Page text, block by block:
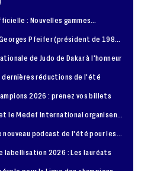
de Judo de Dakar à l'honneur
réductions de l'été
2026 : prenez vos billets
labellisation 2026 : Les lauréats